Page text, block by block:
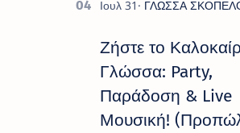
Ζήστε το
Γλώσσα: Party,
Παράδοση & Live
Μουσική!